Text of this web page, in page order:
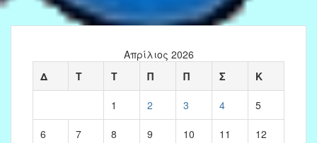
Απρίλιος 2026
Δ
Τ Τ Π Π Σ Κ
1 2 3 4 5
6 7 8 9 10 11 12